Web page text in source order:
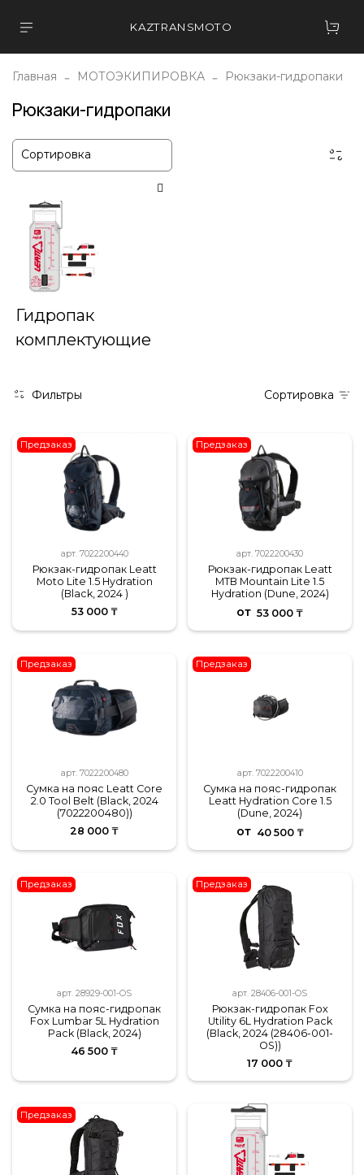
KAZTRANSMOTO
Главная МОТОЭКИПИРОВКА Рюкзаки-гидропаки
Рюкзаки-гидропаки
Гидропак
комплектующие
Фильтры Сортировка
Предзаказ
арт. 7022200440
Рюкзак-гидропак Leatt
Moto Lite 1.5 Hydration
(Black, 2024 )
53 000 ₸
Предзаказ
арт. 7022200430
Рюкзак-гидропак Leatt
MTB Mountain Lite 1.5
Hydration (Dune, 2024)
от 53 000 ₸
Предзаказ
арт. 7022200480
Сумка на пояс Leatt Core
2.0 Tool Belt (Black, 2024
(7022200480))
28 000 ₸
Предзаказ
арт. 7022200410
Сумка на пояс-гидропак
Leatt Hydration Core 1.5
(Dune, 2024)
от 40 500 ₸
Предзаказ
арт. 28929-001-OS
Сумка на пояс-гидропак
Fox Lumbar 5L Hydration
Pack (Black, 2024)
46 500 ₸
Предзаказ
арт. 28406-001-OS
Рюкзак-гидропак Fox
Utility 6L Hydration Pack
(Black, 2024 (28406-001-
OS))
17 000 ₸
Предзаказ